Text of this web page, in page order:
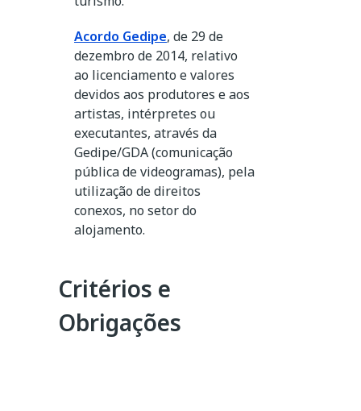
Acordo Gedipe, de 29 de
dezembro de 2014, relativo
ao licenciamento e valores
devidos aos produtores e aos
artistas, intérpretes ou
executantes, através da
Gedipe/GDA (comunicação
pública de videogramas), pela
utilização de direitos
conexos, no setor do
alojamento.
Critérios e
Obrigações